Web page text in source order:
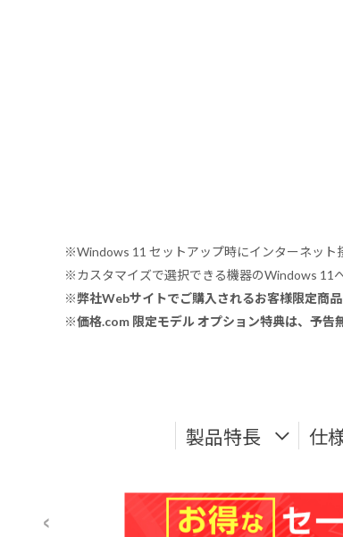
※Windows 11 セットアップ時にインターネット
※カスタマイズで選択できる機器のWindows 11
※弊社Webサイトでご購入されるお客様限定商
※価格.com 限定モデル オプション特典は、予告
製品特長 仕